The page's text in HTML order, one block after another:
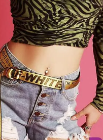
ンス衣装専門ブランド。
ナル衣装やダンス衣装のトータル
シェルならではの最新で斬新な
してる小物や靴などダンサー必
全てボムシェルでご購入可能。
りした衣装のご提案はダンサー
てます。
一覧